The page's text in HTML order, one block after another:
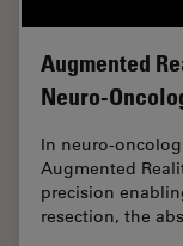
Augmented
Neuro-
In neuro-
Augmented
precision
resection, the